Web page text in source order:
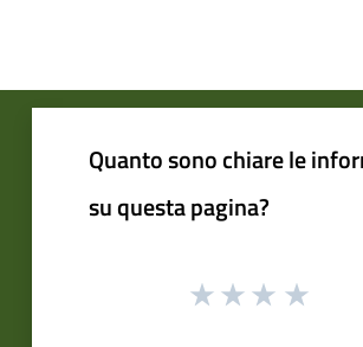
Quanto sono chiare le
su questa pagina?